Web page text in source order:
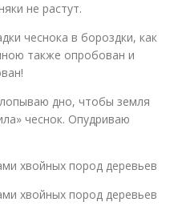
Грядки для чеснока
не растут.
чеснока в бороздки, как
также опробован и
дно, чтобы земля
чеснок. Опудриваю
хвойных пород деревьев
хвойных пород деревьев